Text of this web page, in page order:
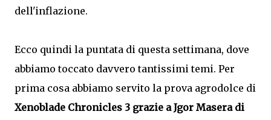
dell'inflazione.
Ecco quindi la puntata di questa settimana, dove
abbiamo toccato davvero tantissimi temi. Per
prima cosa abbiamo servito la prova agrodolce di
Xenoblade Chronicles 3 grazie a Jgor Masera di